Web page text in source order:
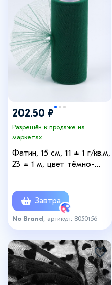
202.50 ₽
Разрешён к продаже на
маркетах
Фатин, 15 см, 11 ± 1 г/кв.м,
23 ± 1 м, цвет тёмно-
Завтра
No Brand , артикул: 8050156